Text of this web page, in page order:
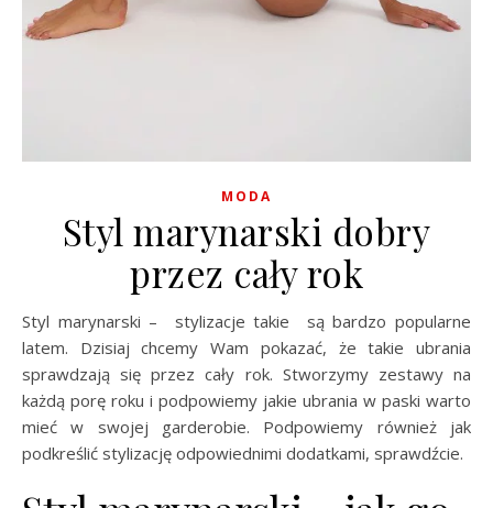
MODA
Styl marynarski dobry
przez cały rok
Styl marynarski – stylizacje takie są bardzo popularne
latem. Dzisiaj chcemy Wam pokazać, że takie ubrania
sprawdzają się przez cały rok. Stworzymy zestawy na
każdą porę roku i podpowiemy jakie ubrania w paski warto
mieć w swojej garderobie. Podpowiemy również jak
podkreślić stylizację odpowiednimi dodatkami, sprawdźcie.